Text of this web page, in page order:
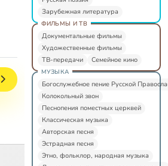
Зарубежная литература
ФИЛЬМЫ И ТВ
Документальные фильмы
Художественные фильмы
ТВ-передачи
Семейное кино
МУЗЫКА
Богослужебное пение Русской
Колокольный звон
Песнопения поместных церквей
Классическая музыка
Авторская песня
Эстрадная песня
Этно, фольклор, народная музыка